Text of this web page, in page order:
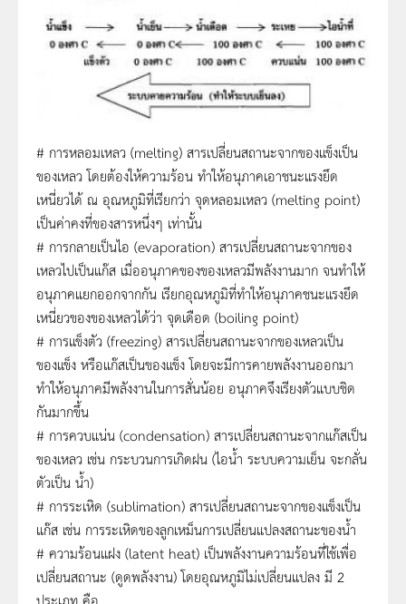
# การหลอมเหลว (melting) สารเปลี่ยนสถานะจากของแข็งเป็น
ของเหลว โดยต้องให้ความร้อน ทำให้อนุภาคเอาชนะแรงยึด
เหนี่ยวได้ ณ อุณหภูมิที่เรียกว่า จุดหลอมเหลว (melting point)
เป็นค่าคงที่ของสารหนึ่งๆ เท่านั้น
# การกลายเป็นไอ (evaporation) สารเปลี่ยนสถานะจากของ
เหลวไปเป็นแก๊ส เมื่ออนุภาคของของเหลวมีพลังงานมาก จนทำให้
อนุภาคแยกออกจากกัน เรียกอุณหภูมิที่ทำให้อนุภาคชนะแรงยึด
เหนี่ยวของของเหลวได้ว่า จุดเดือด (boiling point)
# การแข็งตัว (freezing) สารเปลี่ยนสถานะจากของเหลวเป็น
ของแข็ง หรือแก๊สเป็นของแข็ง โดยจะมีการคายพลังงานออกมา
ทำให้อนุภาคมีพลังงานในการสั่นน้อย อนุภาคจึงเรียงตัวแบบชิด
กันมากขึ้น
# การควบแน่น (condensation) สารเปลี่ยนสถานะจากแก๊สเป็น
ของเหลว เช่น กระบวนการเกิดฝน (ไอน้ำ ระบบความเย็น จะกลั่น
ตัวเป็น น้ำ)
# การระเหิด (sublimation) สารเปลี่ยนสถานะจากของแข็งเป็น
แก๊ส เช่น การระเหิดของลูกเหม็นการเปลี่ยนแปลงสถานะของน้ำ
# ความร้อนแฝง (latent heat) เป็นพลังงานความร้อนที่ใช้เพื่อ
เปลี่ยนสถานะ (ดูดพลังงาน) โดยอุณหภูมิไม่เปลี่ยนแปลง มี 2